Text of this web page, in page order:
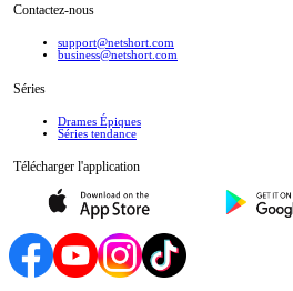
Contactez-nous
support@netshort.com
business@netshort.com
Séries
Drames Épiques
Séries tendance
Télécharger l'application